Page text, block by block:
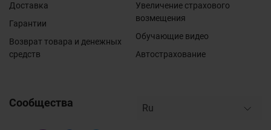
Доставка
Гарантии
Возврат товара и денежных
средств
Увеличение страхового
возмещения
Обучающие видео
Автострахование
Сообщества